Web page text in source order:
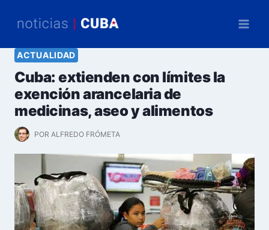
ACTUALIDAD
Cuba: extienden con límites la
exención arancelaria de
medicinas, aseo y alimentos
POR ALFREDO FRÓMETA